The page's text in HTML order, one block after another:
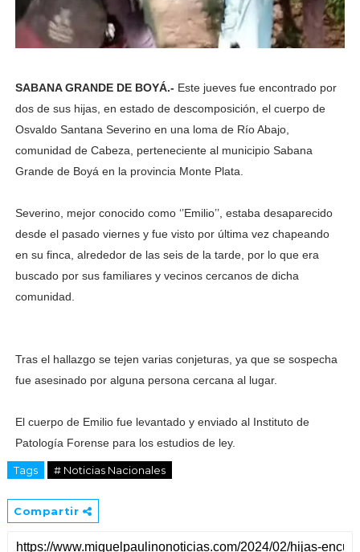
SABANA GRANDE DE BOYÁ.- Este jueves fue encontrado por
dos de sus hijas, en estado de descomposición, el cuerpo de
Osvaldo Santana Severino en una loma de Río Abajo,
comunidad de Cabeza, perteneciente al municipio Sabana
Grande de Boyá en la provincia Monte Plata.
Severino, mejor conocido como ‘’Emilio’’, estaba desaparecido
desde el pasado viernes y fue visto por última vez chapeando
en su finca, alrededor de las seis de la tarde, por lo que era
buscado por sus familiares y vecinos cercanos de dicha
comunidad.
Tras el hallazgo se tejen varias conjeturas, ya que se sospecha
fue asesinado por alguna persona cercana al lugar.
El cuerpo de Emilio fue levantado y enviado al Instituto de
Patología Forense para los estudios de ley.
Tags # Noticias Nacionales
Compartir